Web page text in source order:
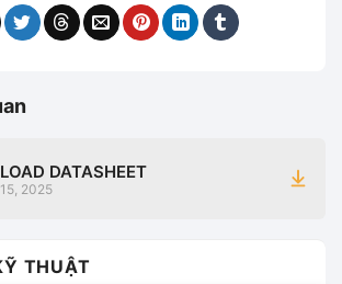
DATASHEET
2025
THUẬT